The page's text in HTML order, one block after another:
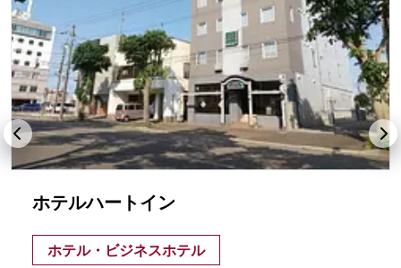
ホテルハートイン
ホテル・ビジネスホテル